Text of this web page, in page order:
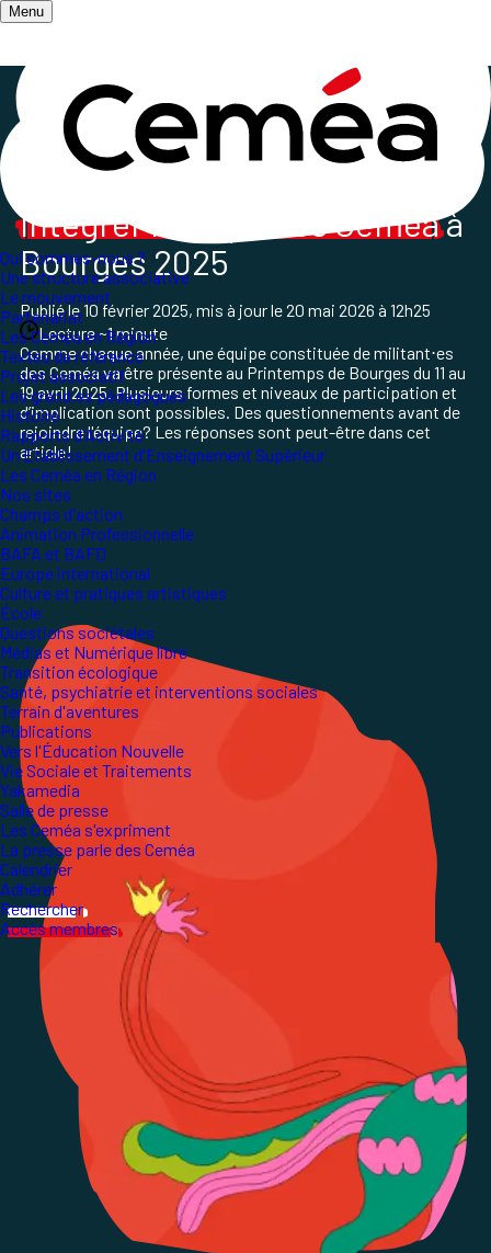
Menu
Qui sommes-nous ?
Une structure associative
Le mouvement
Partenariat
Les Ceméa en Région
Textes de référence
Projet associatif
Les grand.es pédagogues
Histoire
Rapports d'Activité
Un Etablissement d'Enseignement Supérieur
Les Ceméa en Région
Nos sites
Champs d'action
Animation Professionnelle
BAFA et BAFD
Europe international
Culture et pratiques artistiques
École
Questions sociétales
Médias et Numérique libre
Transition écologique
Santé, psychiatrie et interventions sociales
Terrain d'aventures
Publications
Vers l'Éducation Nouvelle
Vie Sociale et Traitements
Yakamedia
Salle de presse
Les Ceméa s'expriment
La presse parle des Ceméa
Calendrier
Adhérer
Rechercher
Accès membres
Accueil/
Les champs d'action
Culture et pratiques artistiques
Les Ceméa au Printemps de Bourges
Intégrer l'équipe des Ceméaà
Bourges 2025
Publié le10 février 2025, mis à jour le20 mai 2026 à 12h25
Lecture ~1 minute
Comme chaque année, une équipe constituée de militant⋅es
des Ceméa va être présente au Printemps de Bourges du 11 au
19 avril 2025.Plusieurs formes et niveaux de participation et
d’implication sont possibles. Des questionnements avant de
rejoindre l'équipe? Les réponses sont peut-être dans cet
article!